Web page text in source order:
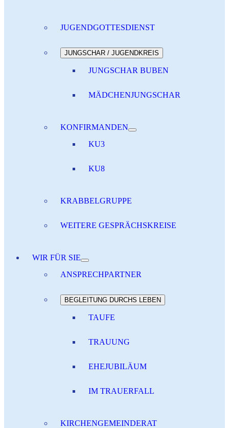
JUGENDGOTTESDIENST
JUNGSCHAR / JUGENDKREIS
JUNGSCHAR BUBEN
MÄDCHENJUNGSCHAR
KONFIRMANDEN
KU3
KU8
KRABBELGRUPPE
WEITERE GESPRÄCHSKREISE
WIR FÜR SIE
ANSPRECHPARTNER
BEGLEITUNG DURCHS LEBEN
TAUFE
TRAUUNG
EHEJUBILÄUM
IM TRAUERFALL
KIRCHENGEMEINDERAT